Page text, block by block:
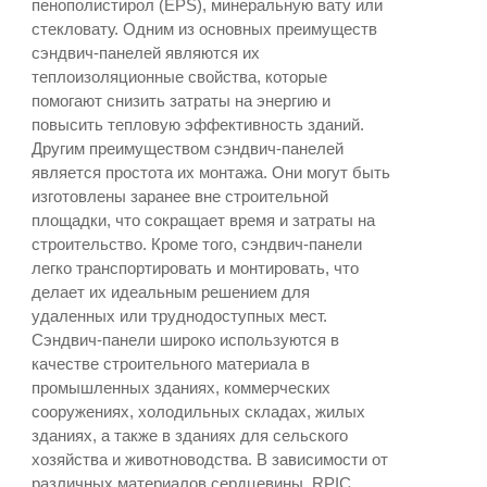
пенополистирол (EPS), минеральную вату или
стекловату. Одним из основных преимуществ
сэндвич-панелей являются их
теплоизоляционные свойства, которые
помогают снизить затраты на энергию и
повысить тепловую эффективность зданий.
Другим преимуществом сэндвич-панелей
является простота их монтажа. Они могут быть
изготовлены заранее вне строительной
площадки, что сокращает время и затраты на
строительство. Кроме того, сэндвич-панели
легко транспортировать и монтировать, что
делает их идеальным решением для
удаленных или труднодоступных мест.
Сэндвич-панели широко используются в
качестве строительного материала в
промышленных зданиях, коммерческих
сооружениях, холодильных складах, жилых
зданиях, а также в зданиях для сельского
хозяйства и животноводства. В зависимости от